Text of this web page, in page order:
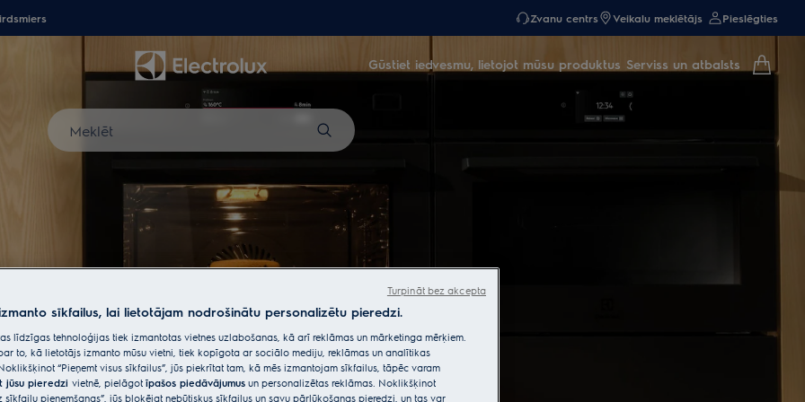
Zvanu centrs Veikalu meklētājs Pieslēgties
Gūstiet iedvesmu, lietojot mūsu produktus Serviss un atbalsts
Meklēt
sīkfailus, lai lietotājam nodrošinātu personalizētu pieredzi.
līdzīgas tehnoloģijas tiek izmantotas vietnes uzlabošanas, kā arī reklāmas un mārketinga mērķiem.
to, kā lietotājs izmanto mūsu vietni, tiek kopīgota ar sociālo mediju, reklāmas un analītikas
“Pieņemt visus sīkfailus”, jūs piekrītat tam, kā mēs izmantojam sīkfailus, tāpēc varam
jūsu pieredzi vietnē, pielāgot īpašos piedāvājumus un personalizētas reklāmas. Noklikšķinot
sīkfailu pieņemšanas”, jūs bloķējat nebūtiskus sīkfailus un savu pārlūkošanas pieredzi, un tas var
Turpināt bez akcepta